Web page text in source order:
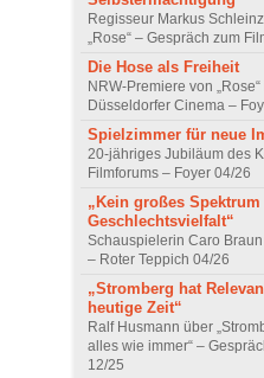
Regisseur Markus
„Rose“ – Gespräch zum
Die Hose als Freiheit
NRW-Premiere von „Rose“
Düsseldorfer Cinema –
Spielzimmer für neue
20-jähriges Jubiläum des
Filmforums – Foyer 04/26
„Kein großes Spektrum
Geschlechtsvielfalt“
Schauspielerin Caro Braun
– Roter Teppich 04/26
„Stromberg hat
heutige Zeit“
Ralf Husmann über
alles wie immer“ –
12/25